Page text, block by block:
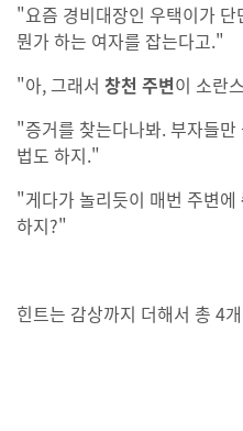
"요즘 경비대장인 우택이가
뭔가 하는 여자를 잡는다고."
"아, 그래서 창천 주변이 소란
"증거를 찾는다나봐. 부자들
법도 하지."
"게다가 놀리듯이 매번 주변에
하지?"
힌트는 감상까지 더해서 총 4